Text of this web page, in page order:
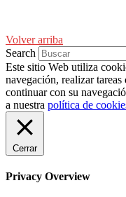
Volver arriba
Search
Este sitio Web utiliza
navegación, realizar
continuar con su
a nuestra política de
Cerrar
Privacy Overview